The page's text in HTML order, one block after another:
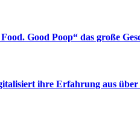
Good Poop“ das große
ihre Erfahrung aus